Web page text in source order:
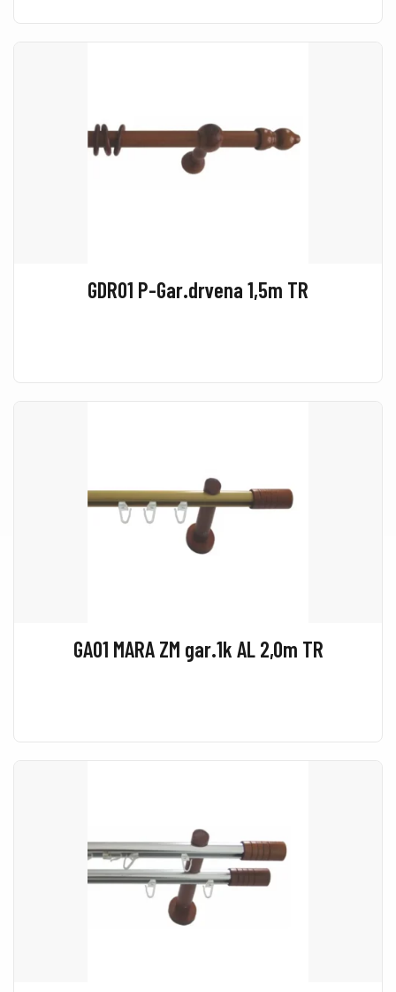
GDR01 P-Gar.drvena 1,5m TR
GA01 MARA ZM gar.1k AL 2,0m TR